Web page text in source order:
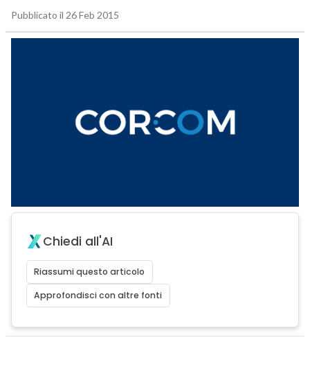
Pubblicato il 26 Feb 2015
Chiedi all'AI
Riassumi questo articolo
Approfondisci con altre fonti